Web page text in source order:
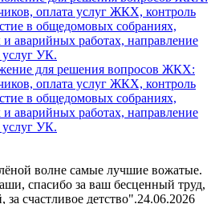
для решения вопросов ЖКХ:
оплата услуг ЖКХ, контроль
в общедомовых собраниях,
аварийных работах, направление
услуг УК.
волне самые лучшие вожатые.
спасибо за ваш бесценный труд,
счастливое детство".24.06.2026